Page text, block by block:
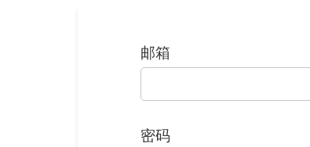
邮箱
密码